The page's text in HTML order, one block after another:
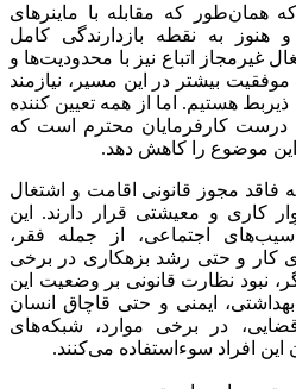
همان‌طور که مقابله با ماینرهای
و هنوز به نقطه بازدارندگی کامل
غیرمجاز اتباع نیز با محدودیت‌ها و
بیشتر در این مسیر، نیازمند
هستیم. اما از همه تعیین کننده
درست کارفرمایان محترم است که
این موضوع را کاهش دهد.
فاقد مجوز قانونی اقامت و اشتغال
کاری و معیشتی قرار دارند. این
اجتماعی، از جمله فقر،
کار و حتی رشد بزهکاری در برخی
نبود نظارت قانونی بر وضعیت این
ایمنی و حتی قاچاق انسان
در برخی موارد، شبکه‌های
افراد سوءاستفاده می‌کنند.